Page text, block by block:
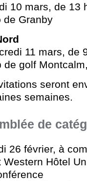
10 mars, de 13
de Granby
11 mars, de
de golf
seront
semaines.
de
26 février, à
Western Hôtel